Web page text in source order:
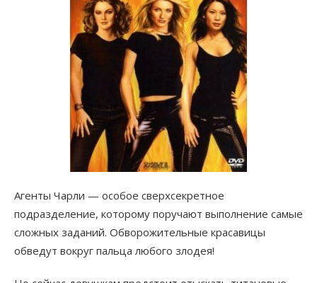
Агенты Чарли — особое сверхсекретное
подразделение, которому поручают выполнение самые
сложных заданий. Обворожительные красавицы
обведут вокруг пальца любого злодея!